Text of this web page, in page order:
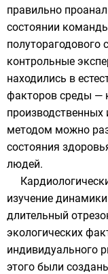
правильно
состоянии
полуторагодового
контрольные
находились в
факторов среды —
методом можно
состояния
людей.
изучение
длительный
экологических
индивидуального
этого были